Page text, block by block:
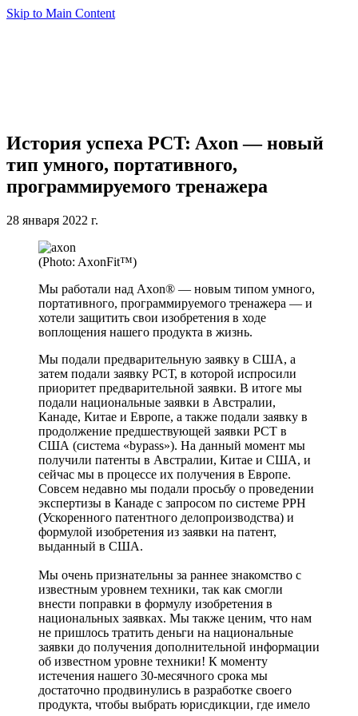
Skip to Main Content
История успеха PCT: Axon — новый
тип умного, портативного,
программируемого тренажера
28 января 2022 г.
(Photo: AxonFit™)
Мы работали над Axon® — новым типом умного,
портативного, программируемого тренажера — и
хотели защитить свои изобретения в ходе
воплощения нашего продукта в жизнь.
Мы подали предварительную заявку в США, а
затем подали заявку РСТ, в которой испросили
приоритет предварительной заявки. В итоге мы
подали национальные заявки в Австралии,
Канаде, Китае и Европе, а также подали заявку в
продолжение предшествующей заявки PCT в
США (система «bypass»). На данный момент мы
получили патенты в Австралии, Китае и США, и
сейчас мы в процессе их получения в Европе.
Совсем недавно мы подали просьбу о проведении
экспертизы в Канаде с запросом по системе PPH
(Ускоренного патентного делопроизводства) и
формулой изобретения из заявки на патент,
выданный в США.
Мы очень признательны за раннее знакомство с
известным уровнем техники, так как смогли
внести поправки в формулу изобретения в
национальных заявках. Мы также ценим, что нам
не пришлось тратить деньги на национальные
заявки до получения дополнительной информации
об известном уровне техники! К моменту
истечения нашего 30-месячного срока мы
достаточно продвинулись в разработке своего
продукта, чтобы выбрать юрисдикции, где имело